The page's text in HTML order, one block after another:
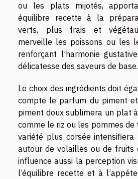
ou les plats mijotés,
équilibre recette à la
verts, plus frais et
merveille les poissons ou les
renforçant l’harmonie
délicatesse des saveurs de base.
Le choix des ingrédients doit
compte le parfum du piment
piment doux sublimera un plat
comme le riz ou les pommes de
variété plus corsée intensifiera
autour de volailles ou de fruits
influence aussi la perception
l’équilibre recette et à